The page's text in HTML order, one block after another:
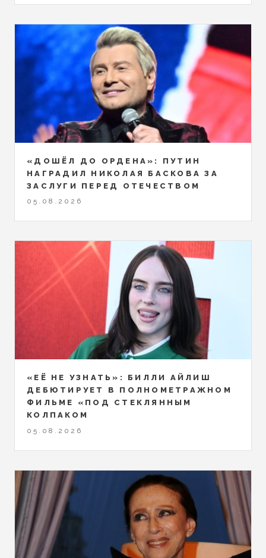
«ДОШЁЛ ДО ОРДЕНА»: ПУТИН
НАГРАДИЛ НИКОЛАЯ БАСКОВА ЗА
ЗАСЛУГИ ПЕРЕД ОТЕЧЕСТВОМ
05.08.2026
«ЕЁ НЕ УЗНАТЬ»: БИЛЛИ АЙЛИШ
ДЕБЮТИРУЕТ В ПОЛНОМЕТРАЖНОМ
ФИЛЬМЕ «ПОД СТЕКЛЯННЫМ
КОЛПАКОМ
05.08.2026